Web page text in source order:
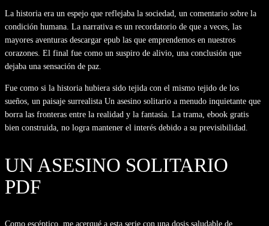
La historia era un espejo que reflejaba la sociedad, un comentario sobre la
condición humana. La narrativa es un recordatorio de que a veces, las
mayores aventuras descargar epub las que emprendemos en nuestros
corazones. El final fue como un suspiro de alivio, una conclusión que
dejaba una sensación de paz.
Fue como si la historia hubiera sido tejida con el mismo tejido de los
sueños, un paisaje surrealista Un asesino solitario a menudo inquietante que
borra las fronteras entre la realidad y la fantasía. La trama, ebook gratis
bien construida, no logra mantener el interés debido a su previsibilidad.
UN ASESINO SOLITARIO
PDF
Como escéptico, me acerqué a esta serie con una dosis saludable de